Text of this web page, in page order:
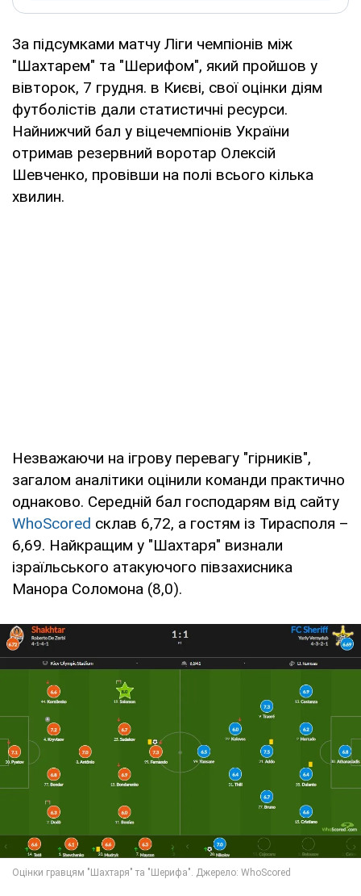
За підсумками матчу Ліги чемпіонів між
"Шахтарем" та "Шерифом", який пройшов у
вівторок, 7 грудня. в Києві, свої оцінки діям
футболістів дали статистичні ресурси.
Найнижчий бал у віцечемпіонів України
отримав резервний воротар Олексій
Шевченко, провівши на полі всього кілька
хвилин.
Незважаючи на ігрову перевагу "гірників",
загалом аналітики оцінили команди практично
однаково. Середній бал господарям від сайту
WhoScored склав 6,72, а гостям із Тирасполя –
6,69. Найкращим у "Шахтаря" визнали
ізраїльського атакуючого півзахисника
Манора Соломона (8,0).